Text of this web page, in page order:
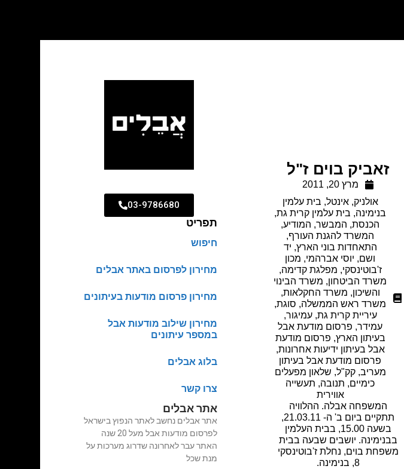
זאביק בוים ז"ל
מרץ 20, 2011
אולניק,אינטל, בית עלמין
בנימינה, בית עלמין קרית גת,
הכנסת, המבשר, המודיע,
המשרד להגנת העורף,
התאחדות בוני הארץ, יד
ושם, יוסי אברהמי, מכון
ז'בוטינסקי, מפלגת קדימה,
משרד הביטחון, משרד הבינוי
והשיכון, משרד החקלאות,
משרד ראש הממשלה, סוגת,
עיריית קרית גת,עמיגור,
עמידר, פרסום מודעת אבל
בעיתון הארץ, פרסום מודעת
אבל בעיתון ידיעות אחרונות,
פרסום מודעת אבל בעיתון
מעריב,קק"ל, שלאון מפעלים
כימיים, תנובה, תעשייה
אווירית
המשפחה אבלה. ההלוויה
תתקיים ביום ב' ה- 21.03.11,
בשעה 15.00, בבית העלמין
בבנימינה. יושבים שבעה בבית
משפחת בוים, נחלת ז'בוטינסקי
8, בנימינה.
03-9786680
תפריט
חיפוש
מחירון לפרסום באתר אבלים
מחירון פרסום מודעות בעיתונים
מחירון שילוב מודעות אבל
במספר עיתונים
בלוג אבלים
צרו קשר
אתר אבלים
אתר אבלים נחשב לאתר הנפוץ בישראל
לפרסום מודעות אבל מעל 20 שנה
האתר עבר לאחרונה שדרוג מערכות על
מנת שכל